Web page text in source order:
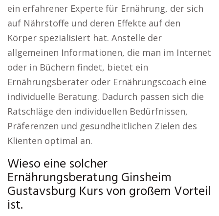
ein erfahrener Experte für Ernährung, der sich
auf Nährstoffe und deren Effekte auf den
Körper spezialisiert hat. Anstelle der
allgemeinen Informationen, die man im Internet
oder in Büchern findet, bietet ein
Ernährungsberater oder Ernährungscoach eine
individuelle Beratung. Dadurch passen sich die
Ratschläge den individuellen Bedürfnissen,
Präferenzen und gesundheitlichen Zielen des
Klienten optimal an.
Wieso eine solcher
Ernährungsberatung Ginsheim
Gustavsburg Kurs von großem Vorteil
ist.